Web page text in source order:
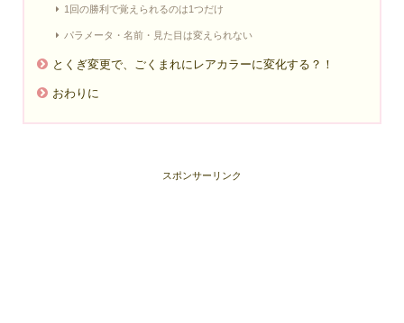
1回の勝利で覚えられるのは1つだけ
パラメータ・名前・見た目は変えられない
とくぎ変更で、ごくまれにレアカラーに変化する？！
おわりに
スポンサーリンク